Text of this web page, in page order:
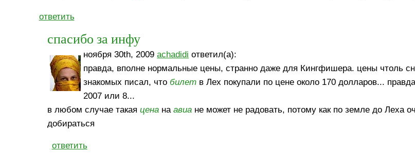
ответить
спасибо за инфу
ноября 30th, 2009achadidi ответил(а):
правда, вполне нормальные цены, странно даже для Кингфишера. цены чтоль
знакомых писал, что билет в Лех покупали по цене около 170 долларов...
2007 или 8...
в любом случае такаяцена наавиа не может не радовать, потому как по земле до Леха
добираться
ответить